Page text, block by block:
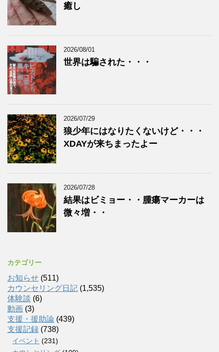
癒し
2026/08/01
世界は騙された・・・
2026/07/29
狼少年にはなりたくないけど・・・
XDAYが来ちまったよー
2026/07/28
結果はビミョー・・腫瘍マーカーは
微々増・・
カテゴリー
お知らせ (511)
カウンセリング日記 (1,535)
体験談 (6)
動画 (3)
支援・援助論 (439)
支援記録 (738)
イベント (231)